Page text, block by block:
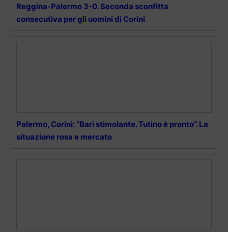
Reggina-Palermo 3-0. Seconda sconfitta
consecutiva per gli uomini di Corini
Palermo, Corini: “Bari stimolante. Tutino è pronto”. La
situazione rosa e mercato